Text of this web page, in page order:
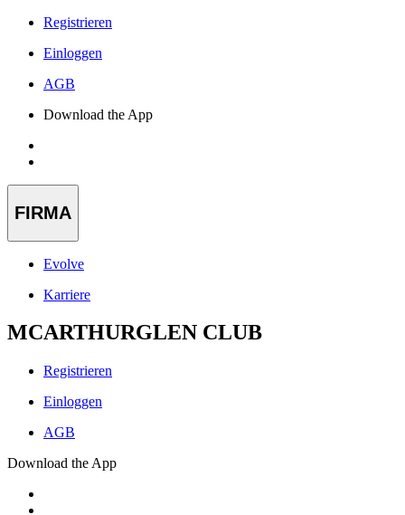
Registrieren
Einloggen
AGB
Download the App
FIRMA
Evolve
Karriere
MCARTHURGLEN CLUB
Registrieren
Einloggen
AGB
Download the App